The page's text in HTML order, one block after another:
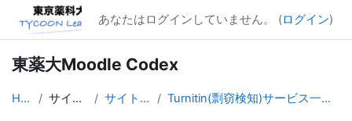
メインコンテンツへスキップする
あなたはログインしていません。 (ログイン)
東薬大Moodle Codex
Home サイトページ サイトニュース Turnitin(剽窃検知)サービス一時停止のお知らせ（1/6）